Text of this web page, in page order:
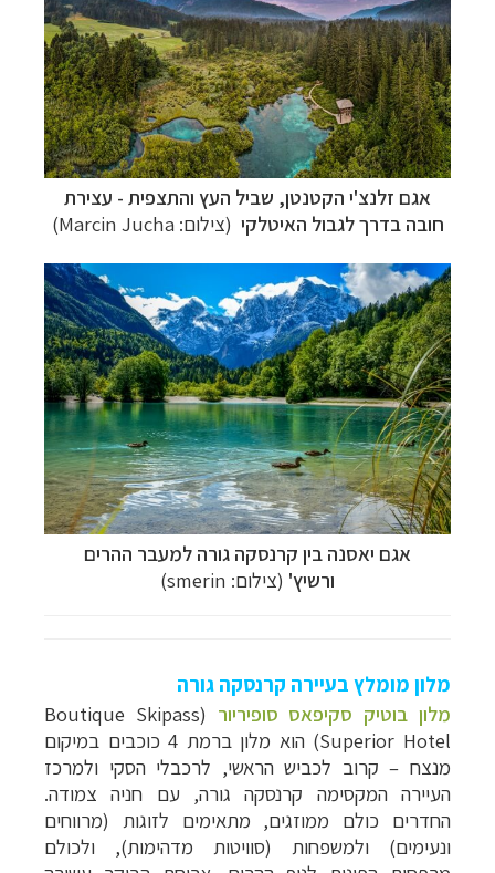
אגם זלנצ'י הקטנטן, שביל העץ והתצפית - עצירת
חובה בדרך לגבול האיטלקי (צילום: Marcin Jucha
)
אגם יאסנה בין קרנסקה גורה למעבר ההרים
ורשיץ' (צילום: smerin)
מלון מומלץ בעיירה קרנסקה גורה
מלון בוטיק סקיפאס סופיריור
(Boutique Skipass
Superior Hotel) הוא מלון ברמת 4 כוכבים במיקום
מנצח – קרוב לכביש הראשי, לרכבלי הסקי ולמרכז
העיירה המקסימה קרנסקה גורה, עם חניה צמודה.
החדרים כולם ממוזגים, מתאימים לזוגות (מרווחים
ונעימים) ולמשפחות (סוויטות מדהימות), ולכולם